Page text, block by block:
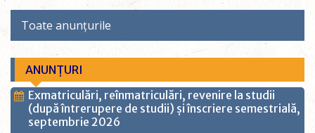
Toate anunțurile
ANUNȚURI
Exmatriculări, reînmatriculări, revenire la studii
(după întrerupere de studii) și înscriere semestrială,
septembrie 2026